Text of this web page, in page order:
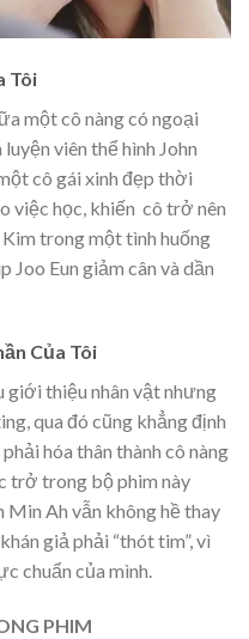
Tôi
một cô nàng có ngoại
viên thể hình John
cô gái xinh đẹp thời
việc học, khiến cô trở nên
trong một tình huống
Joo Eun giảm cân và dần
Của Tôi
giới thiệu nhân vật nhưng
qua đó cũng khẳng định
hóa thân thành cô nàng
trở trong bộ phim này
Min Ah vẫn không hề thay
giả phải “thót tim”, vì
chuẩn của mình.
PHIM